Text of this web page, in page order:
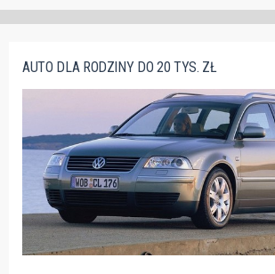
AUTO DLA RODZINY DO 20 TYS. ZŁ